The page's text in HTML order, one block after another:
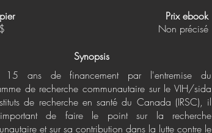
Prix ebook
Non précisé
Synopsis
15 ans de financement par l'entremise du
de recherche communautaire sur le VIH/sida
de recherche en santé du Canada (IRSC), il
de faire le point sur la recherche
et sur sa contribution dans la lutte contre le